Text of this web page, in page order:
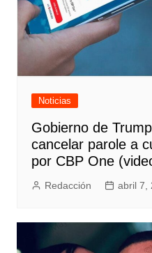
Noticias
Gobierno de
cancelar parole a
por CBP One
Redacción abril 7,